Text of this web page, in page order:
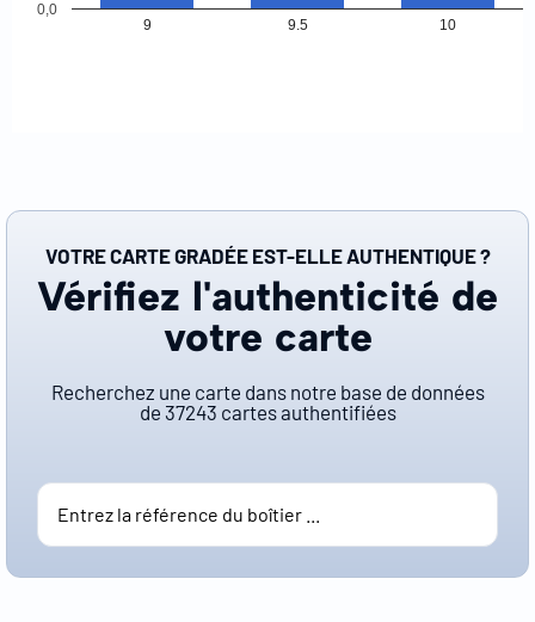
9 9.5 10
0,0
VOTRE CARTE GRADÉE EST-ELLE AUTHENTIQUE ?
Vérifiez l'authenticité de
votre carte
Recherchez une carte dans notre base de données
de 37243 cartes authentifiées